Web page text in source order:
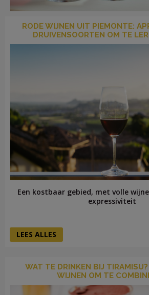
LOG
RODE WIJNEN UIT PIEMONTE:
DRUIVENSOORTEN OM TE
Een kostbaar gebied, met volle
expressiviteit
LEES ALLES
WAT TE DRINKEN BIJ TIRAMISU?
WIJNEN OM TE